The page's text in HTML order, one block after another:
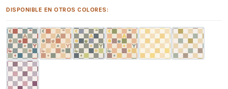
DISPONIBLE EN OTROS COLORES: